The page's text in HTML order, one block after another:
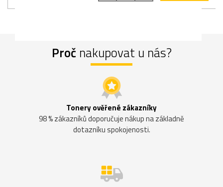
Proč nakupovat u nás?
Tonery ověřené zákazníky
98 % zákazníků doporučuje nákup na základně
dotazníku spokojenosti.